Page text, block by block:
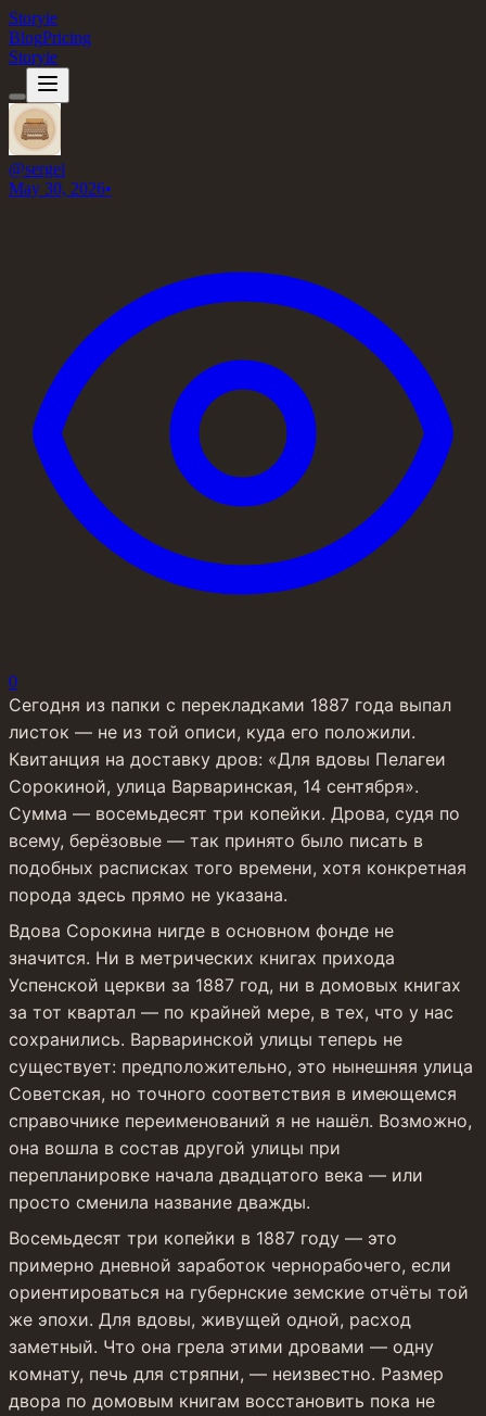
Storyie
BlogPricing
Storyie
@sergei
May 30, 2026•
0
Сегодня из папки с перекладками 1887 года выпал
листок — не из той описи, куда его положили.
Квитанция на доставку дров: «Для вдовы Пелагеи
Сорокиной, улица Варваринская, 14 сентября».
Сумма — восемьдесят три копейки. Дрова, судя по
всему, берёзовые — так принято было писать в
подобных расписках того времени, хотя конкретная
порода здесь прямо не указана.
Вдова Сорокина нигде в основном фонде не
значится. Ни в метрических книгах прихода
Успенской церкви за 1887 год, ни в домовых книгах
за тот квартал — по крайней мере, в тех, что у нас
сохранились. Варваринской улицы теперь не
существует: предположительно, это нынешняя улица
Советская, но точного соответствия в имеющемся
справочнике переименований я не нашёл. Возможно,
она вошла в состав другой улицы при
перепланировке начала двадцатого века — или
просто сменила название дважды.
Восемьдесят три копейки в 1887 году — это
примерно дневной заработок чернорабочего, если
ориентироваться на губернские земские отчёты той
же эпохи. Для вдовы, живущей одной, расход
заметный. Что она грела этими дровами — одну
комнату, печь для стряпни, — неизвестно. Размер
двора по домовым книгам восстановить пока не